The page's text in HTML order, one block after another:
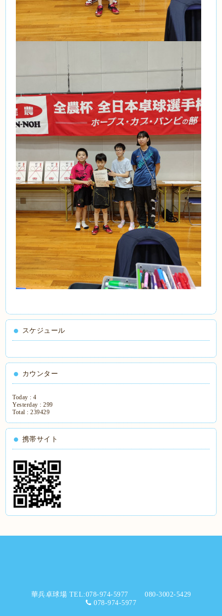
スケジュール
カウンター
Today :4
Yesterday :299
Total :239429
携帯サイト
華兵卓球場 TEL:078-974-5977 080-3002-5429
078-974-5977